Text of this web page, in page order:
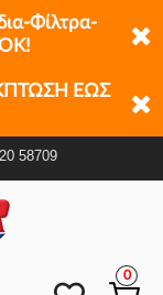
Φίλτρα-
ΕΩΣ
58709
0